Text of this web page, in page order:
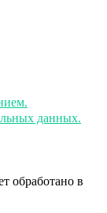
данных.
обработано в